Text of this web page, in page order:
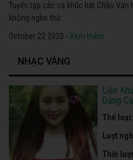
Tuyển tập các ca khúc hát Chầu Văn
không nghe thử.
October 22 2020 - Xem thêm
NHẠC VÀNG
Liên
Đắng
Thể loại:
Lượt
Thời